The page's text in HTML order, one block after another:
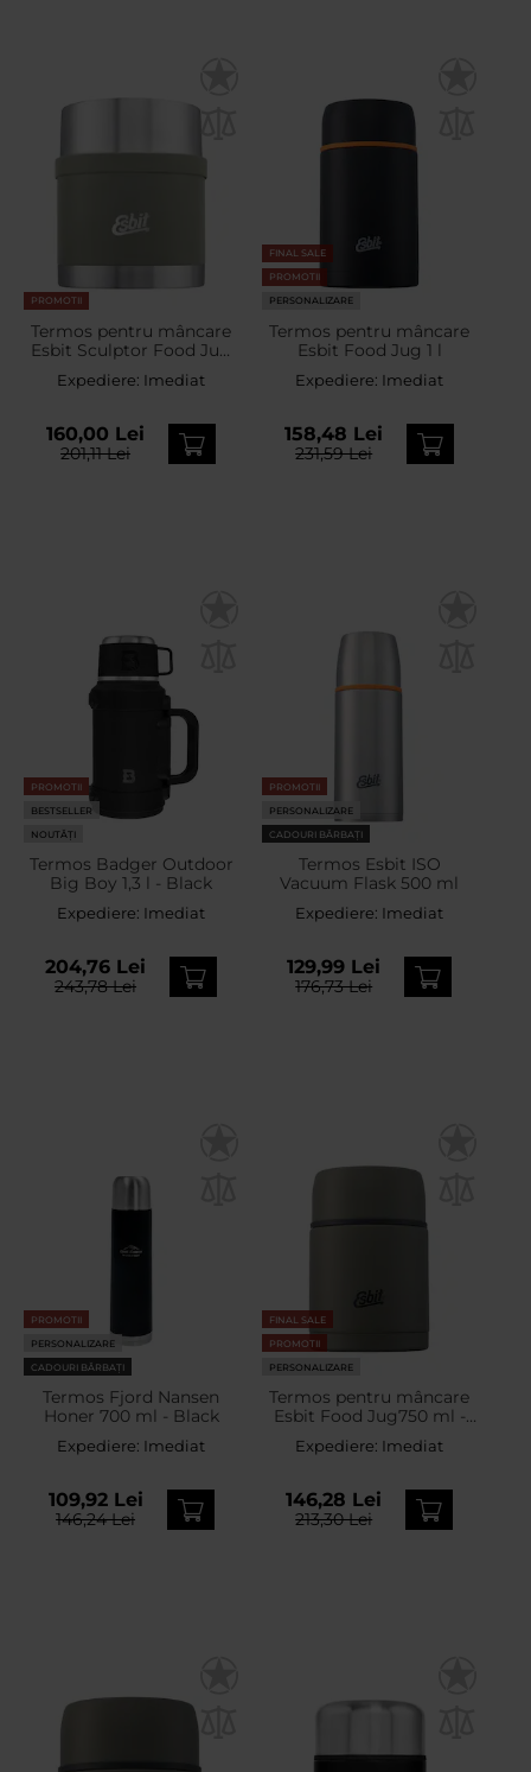
PROMOTII
Termos pentru mâncare
Esbit Sculptor Food Jug
500 ml - Stone Grey
Expediere: Imediat
160,00 Lei
201,11 Lei
FINAL SALE
PROMOTII
PERSONALIZARE
Termos pentru mâncare
Esbit Food Jug 1 l
Expediere: Imediat
158,48 Lei
231,59 Lei
PROMOTII
BESTSELLER
NOUTĂȚI
Termos Badger Outdoor
Big Boy 1,3 l - Black
Expediere: Imediat
204,76 Lei
243,78 Lei
PROMOTII
PERSONALIZARE
CADOURI BĂRBAȚI
Termos Esbit ISO
Vacuum Flask 500 ml
Expediere: Imediat
129,99 Lei
176,73 Lei
PROMOTII
PERSONALIZARE
CADOURI BĂRBAȚI
Termos Fjord Nansen
Honer 700 ml - Black
Expediere: Imediat
109,92 Lei
146,24 Lei
FINAL SALE
PROMOTII
PERSONALIZARE
Termos pentru mâncare
Esbit Food Jug750 ml -
Olive Green
Expediere: Imediat
146,28 Lei
213,30 Lei